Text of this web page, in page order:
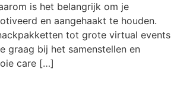
is het belangrijk om je
en aangehaakt te houden.
tot grote virtual events
graag bij het samenstellen en
care […]